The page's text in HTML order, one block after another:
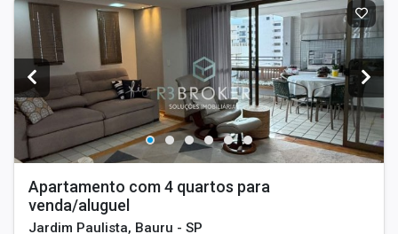
Apartamento com 4 quartos para
venda/aluguel
Jardim Paulista, Bauru - SP